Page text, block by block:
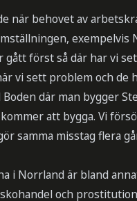
när behovet av
exempelvis
gått först så där har vi
vi sett problem och de
där man bygger
att bygga. Vi
samma misstag flera
i Norrland är bland
och